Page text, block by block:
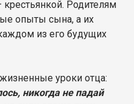
крестьянкой. Родителям
опыты сына, а их
из его будущих
уроки отца:
никогда не падай